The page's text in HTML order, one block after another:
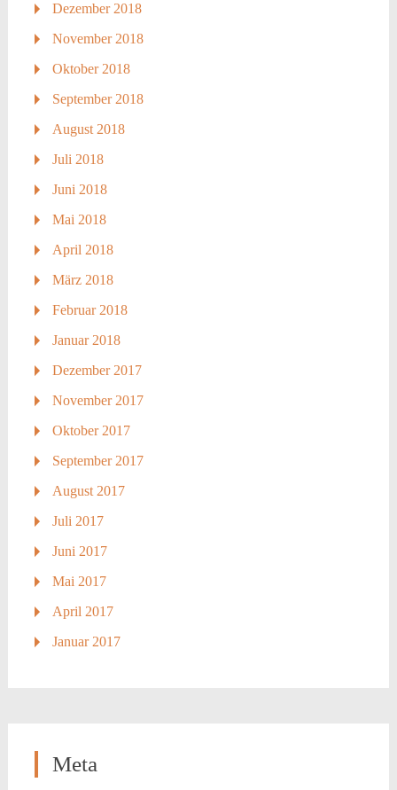
Dezember 2018
November 2018
Oktober 2018
September 2018
August 2018
Juli 2018
Juni 2018
Mai 2018
April 2018
März 2018
Februar 2018
Januar 2018
Dezember 2017
November 2017
Oktober 2017
September 2017
August 2017
Juli 2017
Juni 2017
Mai 2017
April 2017
Januar 2017
Meta